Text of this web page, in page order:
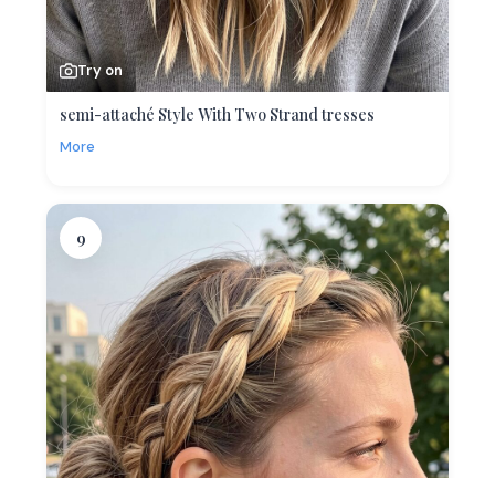
Try on
semi-attaché Style With Two Strand tresses
More
9